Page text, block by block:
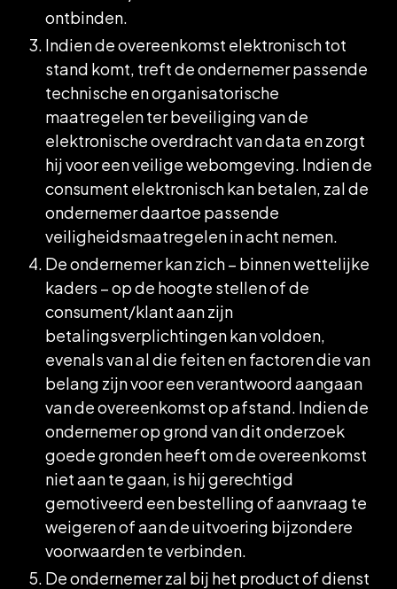
ontbinden.
Indien de overeenkomst elektronisch tot
stand komt, treft de ondernemer passende
technische en organisatorische
maatregelen ter beveiliging van de
elektronische overdracht van data en zorgt
hij voor een veilige webomgeving. Indien de
consument elektronisch kan betalen, zal de
ondernemer daartoe passende
veiligheidsmaatregelen in acht nemen.
De ondernemer kan zich – binnen wettelijke
kaders – op de hoogte stellen of de
consument/klant aan zijn
betalingsverplichtingen kan voldoen,
evenals van al die feiten en factoren die van
belang zijn voor een verantwoord aangaan
van de overeenkomst op afstand. Indien de
ondernemer op grond van dit onderzoek
goede gronden heeft om de overeenkomst
niet aan te gaan, is hij gerechtigd
gemotiveerd een bestelling of aanvraag te
weigeren of aan de uitvoering bijzondere
voorwaarden te verbinden.
De ondernemer zal bij het product of dienst